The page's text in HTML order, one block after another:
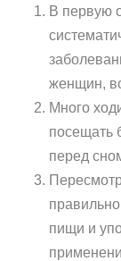
В первую
женщин,
Много
посещать
перед
пищи и